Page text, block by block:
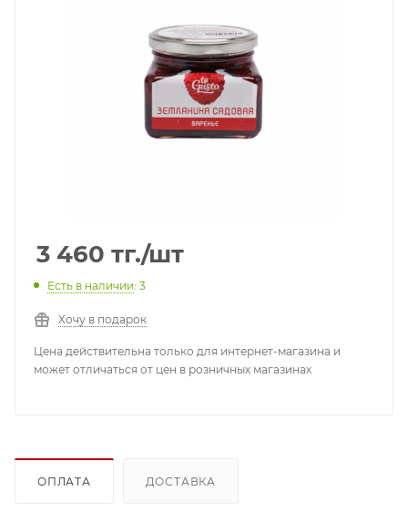
3 460 тг./шт
Есть в наличии: 3
Хочу в подарок
Цена действительна только для интернет-магазина и
может отличаться от цен в розничных магазинах
ОПЛАТА ДОСТАВКА